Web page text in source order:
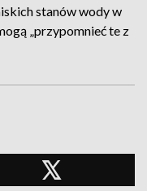
stanów wody w
„przypomnieć te z